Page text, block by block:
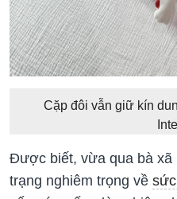
Cặp đôi vẫn giữ kín
Được biết, vừa qua bà xã
trạng nghiêm trọng về